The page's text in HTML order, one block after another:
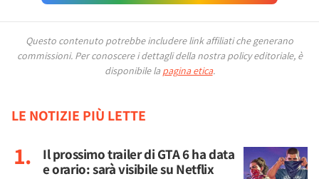
Questo contenuto potrebbe includere link affiliati che generano
commissioni. Per conoscere i dettagli della nostra policy editoriale, è
disponibile la pagina etica.
LE NOTIZIE PIÙ LETTE
Il prossimo trailer di GTA 6 ha data
e orario: sarà visibile su Netflix